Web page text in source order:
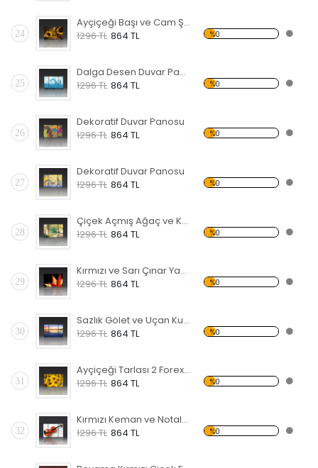
24
Ayçiçeği Başı ve Cam Şişe Forex Tablo
1296 TL 864 TL %0
25
Dalga Desen Duvar Panosu
1296 TL 864 TL %0
26
Dekoratif Duvar Panosu
1296 TL 864 TL %0
27
Dekoratif Duvar Panosu
1296 TL 864 TL %0
28
Çiçek Açmış Ağaç ve Kuş Forex Tablo
1296 TL 864 TL %0
29
Kırmızı ve Sarı Çınar Yaprağı Forex Tablo
1296 TL 864 TL %0
30
Sazlık Gölet ve Uçan Kuşlar Forex Tablo
1296 TL 864 TL %0
31
Ayçiçeği Tarlası 2 Forex Tablo
1296 TL 864 TL %0
32
Kırmızı Keman ve Notalar Forex Tablo
1296 TL 864 TL %0